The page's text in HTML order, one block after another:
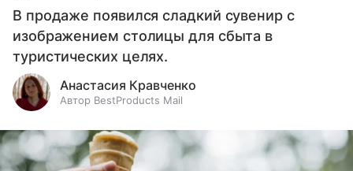
В продаже появился сладкий сувенир с
изображением столицы для сбыта в
туристических целях.
Анастасия Кравченко
Автор BestProducts Mail